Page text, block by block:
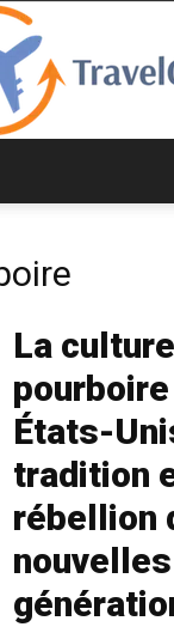
La
États-
tradition
rébellion
nouvelles